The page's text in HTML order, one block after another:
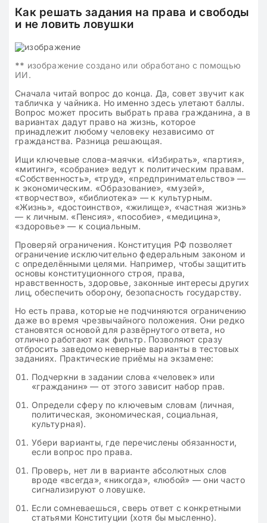
Как решать задания на права и свободы
и не ловить ловушки
** изображение создано или обработано с помощью
ИИ.
Сначала читай вопрос до конца. Да, совет звучит как
табличка у чайника. Но именно здесь улетают баллы.
Вопрос может просить выбрать права гражданина, а в
вариантах дадут право на жизнь, которое
принадлежит любому человеку независимо от
гражданства. Разница решающая.
Ищи ключевые слова-маячки. «Избирать», «партия»,
«митинг», «собрание» ведут к политическим правам.
«Собственность», «труд», «предпринимательство» —
к экономическим. «Образование», «музей»,
«творчество», «библиотека» — к культурным.
«Жизнь», «достоинство», «жилище», «частная жизнь»
— к личным. «Пенсия», «пособие», «медицина»,
«здоровье» — к социальным.
Проверяй ограничения. Конституция РФ позволяет
ограничение исключительно федеральным законом и
с определёнными целями. Например, чтобы защитить
основы конституционного строя, права,
нравственность, здоровье, законные интересы других
лиц, обеспечить оборону, безопасность государству.
Но есть права, которые не подчиняются ограничению
даже во время чрезвычайного положения. Они редко
становятся основой для развёрнутого ответа, но
отлично работают как фильтр. Позволяют сразу
отбросить заведомо неверные варианты в тестовых
заданиях. Практические приёмы на экзамене:
Подчеркни в задании слова «человек» или
«гражданин» — от этого зависит набор прав.
Определи сферу по ключевым словам (личная,
политическая, экономическая, социальная,
культурная).
Убери варианты, где перечислены обязанности,
если вопрос про права.
Проверь, нет ли в варианте абсолютных слов
вроде «всегда», «никогда», «любой» — они часто
сигнализируют о ловушке.
Если сомневаешься, сверь ответ с конкретными
статьями Конституции (хотя бы мысленно).